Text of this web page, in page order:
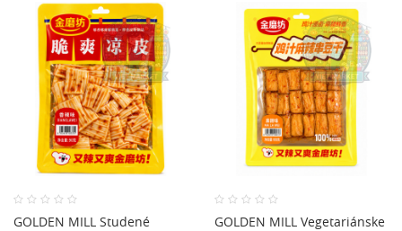
GOLDEN MILL Studené
GOLDEN MILL Vegetariánske